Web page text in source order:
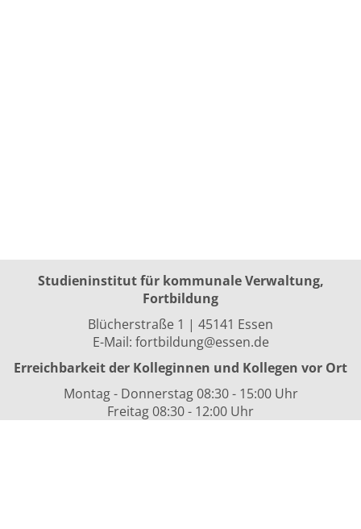
Studieninstitut für kommunale Verwaltung,
Fortbildung
Blücherstraße 1 | 45141 Essen
E-Mail: fortbildung@essen.de
Erreichbarkeit der Kolleginnen und Kollegen vor Ort
Montag - Donnerstag 08:30 - 15:00 Uhr
Freitag 08:30 - 12:00 Uhr